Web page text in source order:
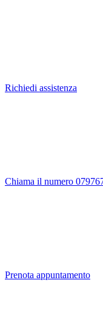
Richiedi assistenza
Chiama il numero
Prenota appuntamento